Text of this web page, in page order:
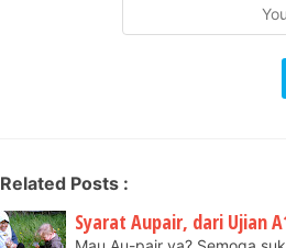
Related Posts :
Syarat Aupair, dari Ujian